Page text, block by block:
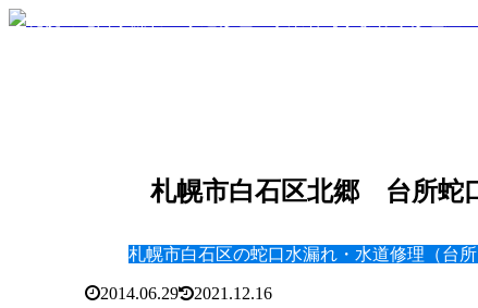
札幌市白石区北郷 台所蛇
札幌市白石区の蛇口水漏れ・水道修理（台
2014.06.29 2021.12.16